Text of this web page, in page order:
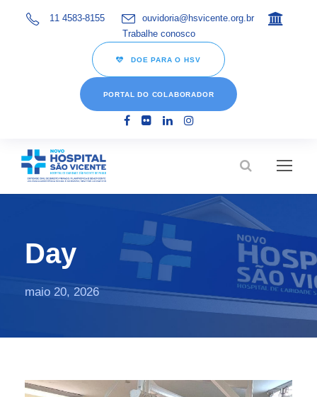
11 4583-8155
ouvidoria@hsvicente.org.br
Trabalhe conosco
DOE PARA O HSV
PORTAL DO COLABORADOR
Day
maio 20, 2026